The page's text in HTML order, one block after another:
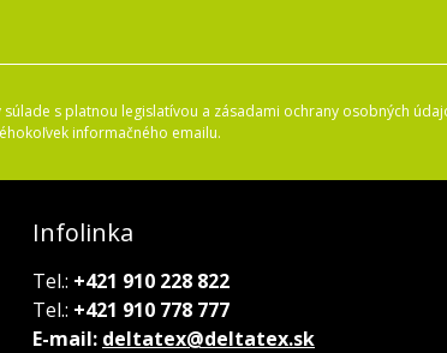
s platnou legislatívou a zásadami ochrany osobných
informačného emailu.
Infolinka
Tel.: +421 910 228 822
Tel.: +421 910 778 777
E-mail: deltatex@deltatex.sk